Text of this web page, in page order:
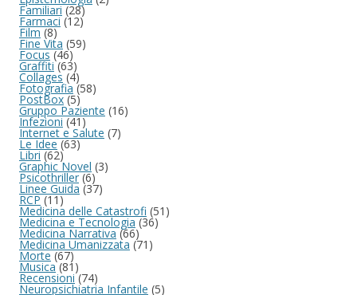
Familiari(28)
Farmaci(12)
Film(8)
Fine Vita (59)
Focus(46)
Graffiti(63)
Collages (4)
Fotografia (58)
PostBox(5)
Gruppo Paziente (16)
Infezioni(41)
Internet e Salute (7)
Le Idee(63)
Libri(62)
Graphic Novel (3)
Psicothriller(6)
Linee Guida (37)
RCP(11)
Medicina delle Catastrofi (51)
Medicina e Tecnologia(36)
Medicina Narrativa(66)
Medicina Umanizzata (71)
Morte(67)
Musica(81)
Recensioni(74)
Neuropsichiatria Infantile (5)